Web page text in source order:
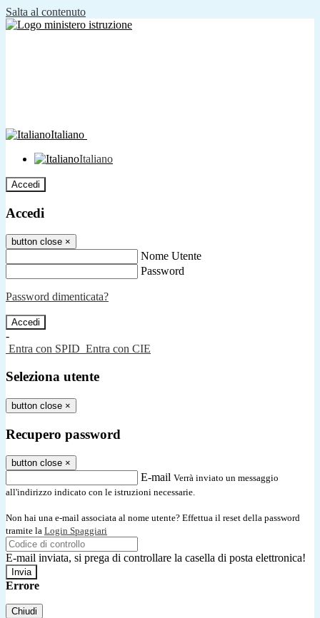
Salta al contenuto
Italiano
Italiano
Accedi
Accedi
button close ×
Nome Utente
Password
Password dimenticata?
-
Entra con SPID Entra con CIE
Seleziona utente
button close ×
Recupero password
button close ×
E-mail Verrà inviato un messaggio
all'indirizzo indicato con le istruzioni necessarie.
Non hai una e-mail associata al nome utente? Effettua il reset della password
tramite la Login Spaggiari
E-mail inviata, si prega di controllare la casella di posta elettronica!
Errore
Chiudi